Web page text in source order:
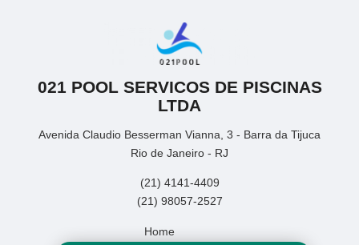
021 POOL SERVICOS DE PISCINAS
LTDA
Avenida Claudio Besserman Vianna, 3 - Barra da Tijuca
Rio de Janeiro - RJ
(21) 4141-4409
(21) 98057-2527
Home